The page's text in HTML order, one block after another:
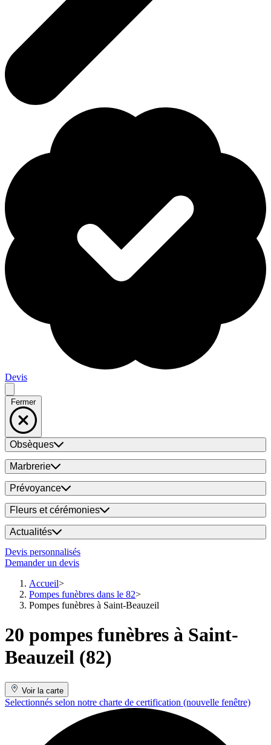
Devis
Fermer
Obsèques
Marbrerie
Prévoyance
Fleurs et cérémonies
Actualités
Devis personnalisés
Demander un devis
Accueil
Pompes funèbres dans le 82
Pompes funèbres à Saint-Beauzeil
20 pompes funèbres à Saint-
Beauzeil (82)
Voir la carte
Selectionnés selon notre charte de certification (nouvelle fenêtre)